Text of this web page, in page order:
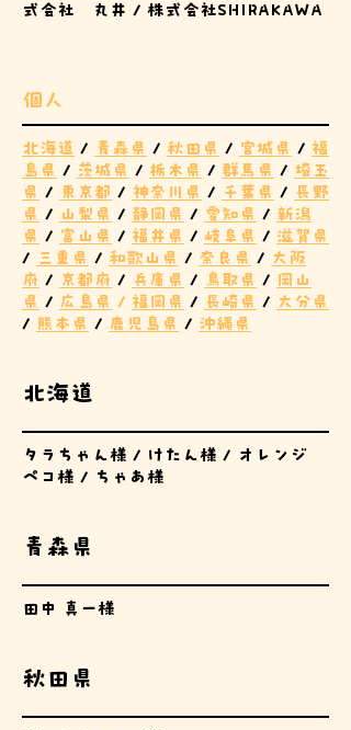
式会社 丸井 / 株式会社SHIRAKAWA
​個人
北海道 / 青森県 / 秋田県 / 宮城県 / 福
島県 / 茨城県 / 栃木県 / 群馬県 / 埼玉
県 / 東京都 / 神奈川県 / 千葉県 / 長野
県 / 山梨県 / 静岡県 / 愛知県 / 新潟
県 / 富山県 / 福井県 / 岐阜県 / 滋賀県
/
三重県 / 和歌山県 / 奈良県 / 大阪
府 / 京都府 / 兵庫県 / 鳥取県 / 岡山
県 / 広島県 / 福 岡県 / 長崎県 / 大分県
/ 熊本県 / 鹿児島県 / 沖縄県
北海道
タラちゃん様 / けたん様 / オレンジ
ペコ様 / ちゃあ様
青森県
田中 真一様
秋田県